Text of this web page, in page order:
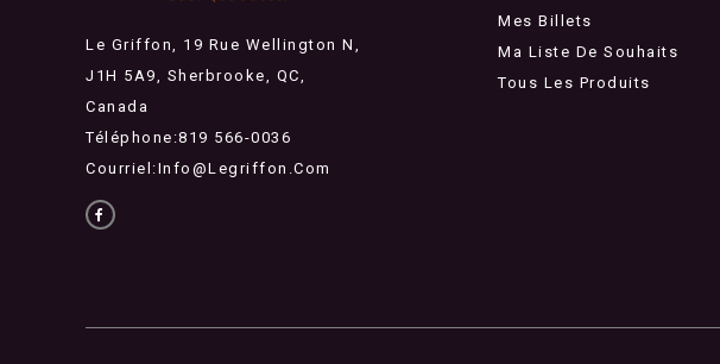
Le Griffon, 19 Rue Wellington N,
J1H 5A9, Sherbrooke, QC,
Canada
Téléphone:819 566-0036
Courriel:Info@legriffon.com
Mes Billets
Ma Liste De Souhaits
Tous Les Produits